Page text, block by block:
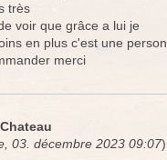
très
voir que grâce a lui je
en plus c'est une
merci
03. décembre 2023 09:07)